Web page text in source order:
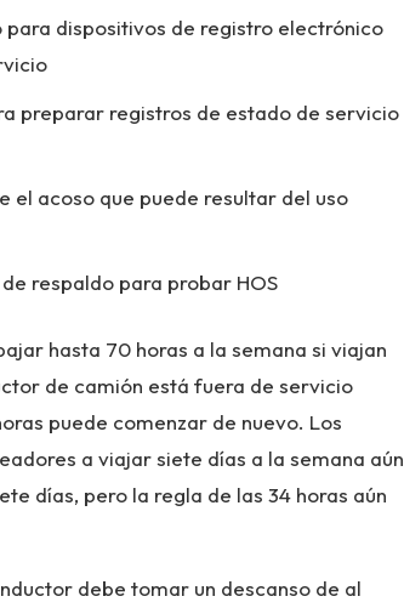
dispositivos de registro electrónico
preparar registros de estado de servicio
el acoso que puede resultar del uso
respaldo para probar HOS
hasta 70 horas a la semana si viajan
de camión está fuera de servicio
puede comenzar de nuevo. Los
a viajar siete días a la semana aún
días, pero la regla de las 34 horas aún
debe tomar un descanso de al